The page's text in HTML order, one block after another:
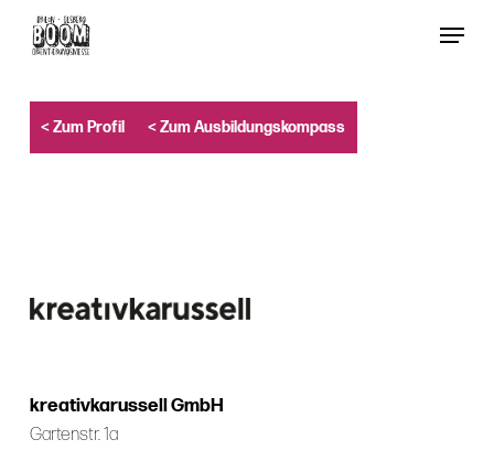
content
Menu
< Zum Profil < Zum Ausbildungskompass
kreativkarussell GmbH
Gartenstr. 1a